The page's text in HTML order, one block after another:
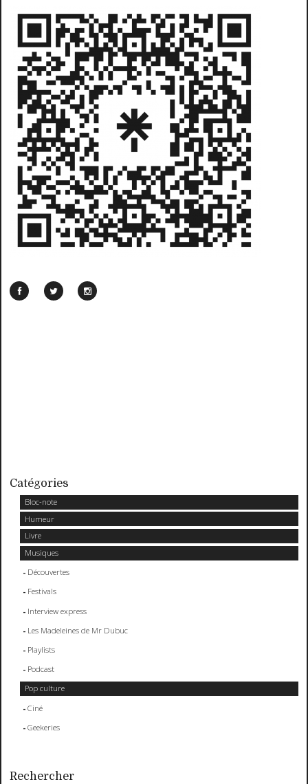
Catégories
Bloc-note
Humeur
Livre
Musiques
Découvertes
Festivals
Interview express
Les Madeleines de Mr Dubuc
Playlists
Podcast
Pop culture
Ciné
Geekeries
Rechercher